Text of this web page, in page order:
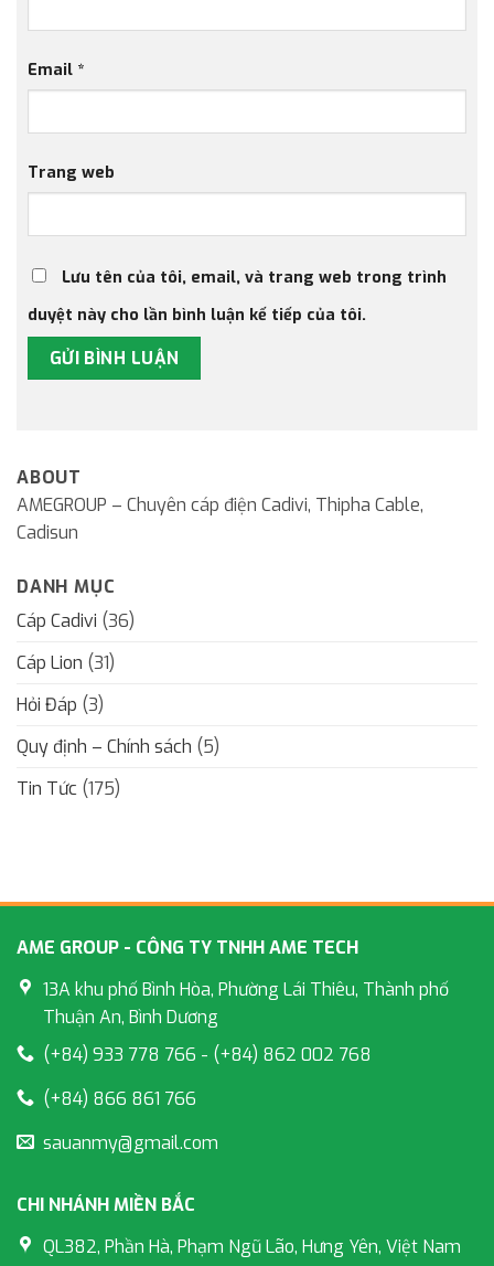
Email *
Trang web
Lưu tên của tôi, email, và trang web trong trình
duyệt này cho lần bình luận kế tiếp của tôi.
ABOUT
AMEGROUP – Chuyên cáp điện Cadivi, Thipha Cable,
Cadisun
DANH MỤC
Cáp Cadivi (36)
Cáp Lion (31)
Hỏi Đáp (3)
Quy định – Chính sách (5)
Tin Tức (175)
AME GROUP - CÔNG TY TNHH AME TECH
13A khu phố Bình Hòa, Phường Lái Thiêu, Thành phố
Thuận An, Bình Dương
(+84) 933 778 766 - (+84) 862 002 768
(+84) 866 861 766
sauanmy@gmail.com
CHI NHÁNH MIỀN BẮC
QL382, Phần Hà, Phạm Ngũ Lão, Hưng Yên, Việt Nam